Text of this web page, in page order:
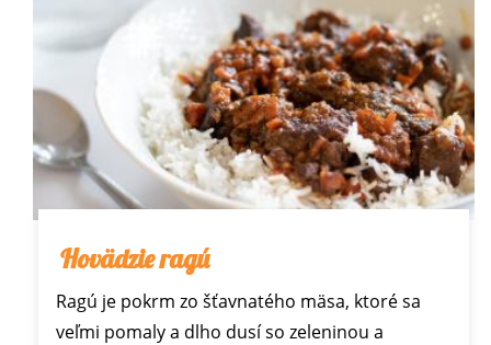
Hovädzie ragú
Ragú je pokrm zo šťavnatého mäsa, ktoré sa
veľmi pomaly a dlho dusí so zeleninou a